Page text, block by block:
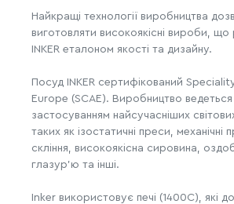
Найкращі технології виробництва
виготовляти високоякісні вироби,
INKER еталоном якості та дизайну.
Посуд INKER сертифікований
Europe (SCAE). Виробництво ведеться
застосуванням найсучасніших
таких як ізостатичні преси, механічні
скління, високоякісна сировина,
глазур'ю та інші.
Inker використовує печі (1400C), які